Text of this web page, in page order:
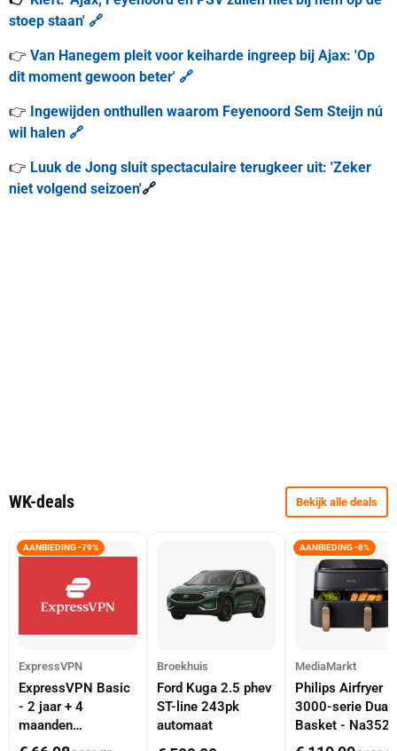
stoep staan' 🔗
👉 Van Hanegem pleit voor keiharde ingreep bij Ajax: 'Op
dit moment gewoon beter' 🔗
👉 Ingewijden onthullen waarom Feyenoord Sem Steijn nú
wil halen 🔗
👉 Luuk de Jong sluit spectaculaire terugkeer uit: 'Zeker
niet volgend seizoen'🔗
WK-deals Bekijk alle deals
AANBIEDING -79%
ExpressVPN
ExpressVPN Basic
- 2 jaar + 4
maanden
abonnement
Broekhuis
Ford Kuga 2.5 phev
ST-line 243pk
automaat
AANBIEDING -8%
MediaMarkt
Philips Airfryer
3000-serie Dual
Basket -
Dubbele Mand 9